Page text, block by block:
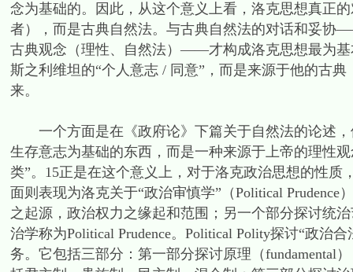
念为基础的。因此，从这个意义上看，洛克思想真正
者），而是古典自然法。与古典自然法的对话和妥协
古典观念（理性、自然法）——才构成洛克思想最为
斯之利维坦的“个人意志 / 同意”，而是来源于他的古
来。
一个方面是在《政府论》下篇关于自然法的论述，
生存意志为基础的东西，而是一种来源于上帝的理性
类”。15正是在这个意义上，对于洛克政治思想的性质
面则表现为洛克关于“政治审慎学”（Political
之起源，政治权力之缘起和范围；另一个部分探讨统
治学称为Political Prudence。Political Polity探讨“政治
务。它包括三部分：第一部分探讨原理（fundamental